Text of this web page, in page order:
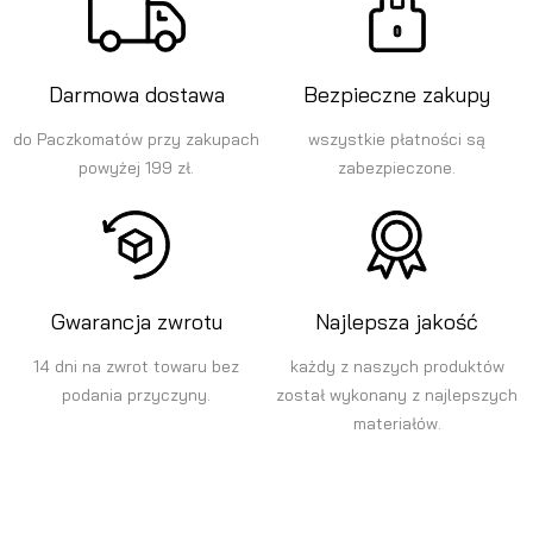
Darmowa dostawa
do Paczkomatów przy zakupach
powyżej 199 zł.
Bezpieczne zakupy
wszystkie płatności są
zabezpieczone.
Gwarancja zwrotu
14 dni na zwrot towaru bez
podania przyczyny.
Najlepsza jakość
każdy z naszych produktów
został wykonany z najlepszych
materiałów.